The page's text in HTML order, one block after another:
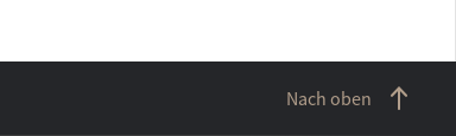
Nach oben